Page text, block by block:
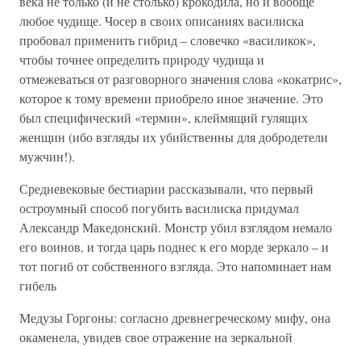
любое чудище. Чосер в своих описаниях василиска
пробовал применить гибрид – словечко «василикок»,
чтобы точнее определить природу чудища и
отмежеваться от разговорного значения слова «кокатрис»,
которое к тому времени приобрело иное значение. Это
был специфический «термин», клеймящий гулящих
женщин (ибо взгляды их убийственны для добродетели
мужчин!).
Средневековые бестиарии рассказывали, что первый
остроумный способ погубить василиска придумал
Александр Македонский. Монстр убил взглядом немало
его воинов, и тогда царь поднес к его морде зеркало – и
тот погиб от собственного взгляда. Это напоминает нам
гибель
Медузы Горгоны: согласно древнегреческому мифу, она
окаменела, увидев свое отражение на зеркальной